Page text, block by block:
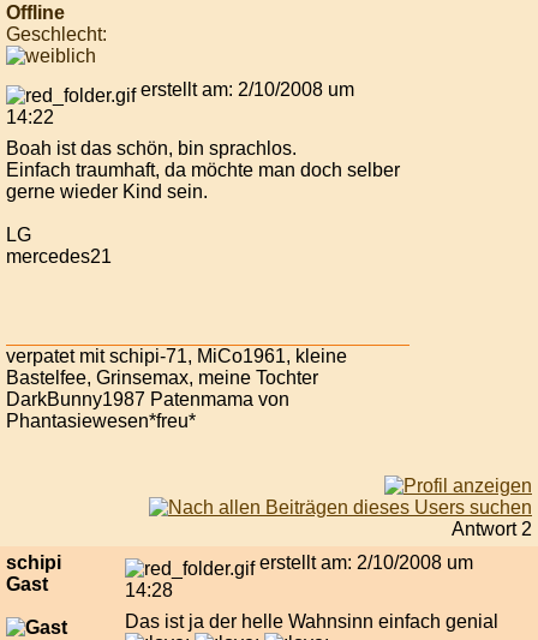
Offline
Geschlecht:
erstellt am: 2/10/2008 um
14:22
Boah ist das schön, bin sprachlos.
Einfach traumhaft, da möchte man doch selber
gerne wieder Kind sein.
LG
mercedes21
verpatet mit schipi-71, MiCo1961, kleine
Bastelfee, Grinsemax, meine Tochter
DarkBunny1987 Patenmama von
Phantasiewesen*freu*
Antwort 2
schipi
Gast
erstellt am: 2/10/2008 um
14:28
Das ist ja der helle Wahnsinn einfach genial